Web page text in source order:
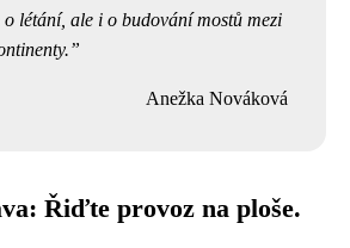
létání, ale i o budování mostů mezi
Anežka Nováková
Řiďte provoz na ploše.